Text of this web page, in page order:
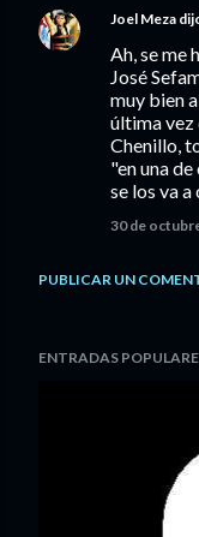
Joel Meza
Ah, se me
José
muy bien
última vez
Chenillo,
"en una
se los va a
30 de
PUBLICAR UN
ENTRADAS